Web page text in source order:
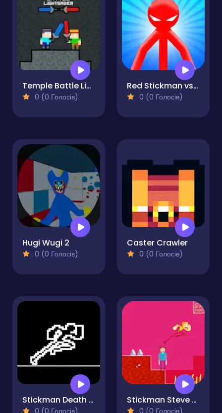
Temple Battle Lightsaber
0 (0 Голосів)
Red Stickman vs Monster School
0 (0 Голосів)
Hugi Wugi 2
0 (0 Голосів)
Caster Crawler
0 (0 Голосів)
Stickman Death Run Stickman Steve vs Alex Nether